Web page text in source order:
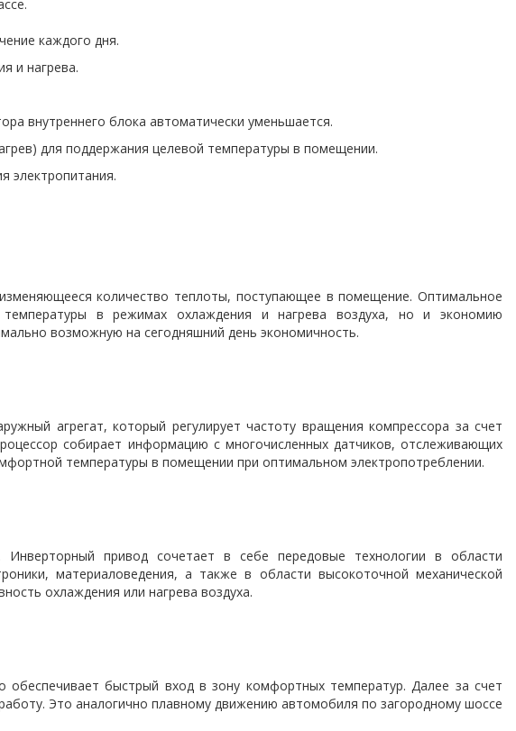
каждого дня.
и нагрева.
внутреннего блока автоматически уменьшается.
для поддержания целевой температуры в помещении.
электропитания.
количество теплоты, поступающее в помещение. Оптимальное
температуры в режимах охлаждения и нагрева воздуха, но и экономию
возможную на сегодняшний день экономичность.
агрегат, который регулирует частоту вращения компрессора за счет
собирает информацию с многочисленных датчиков, отслеживающих
температуры в помещении при оптимальном электропотреблении.
привод сочетает в себе передовые технологии в области
материаловедения, а также в области высокоточной механической
охлаждения или нагрева воздуха.
обеспечивает быстрый вход в зону комфортных температур. Далее за счет
Это аналогично плавному движению автомобиля по загородному шоссе